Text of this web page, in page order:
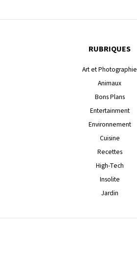
RUBRIQUES
Art et Photographie
Animaux
Bons Plans
Entertainment
Environnement
Cuisine
Recettes
High-Tech
Insolite
Jardin